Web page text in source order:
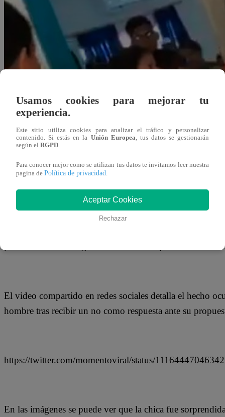
12 de abril 2019
joven se molesta luego de ser rechazado por una chica a
El video compartido en redes sociales detalla el hecho
hombre tras recibir un no como respuesta ante su
https://twitter.com/momentoviral/status/
En las imágenes se puede ver que la chica fue
Usamos cookies para mejorar tu
experiencia.
Este sitio utiliza cookies para analizar el tráfico y personalizar
contenido. Si estás en la Unión Europea , tus datos se gestionarán
según el RGPD
Para conocer mejor como se utilizan tus datos te invitamos leer nuestra
pagina de Política de privacidad
Aceptar Cookies
Rechazar